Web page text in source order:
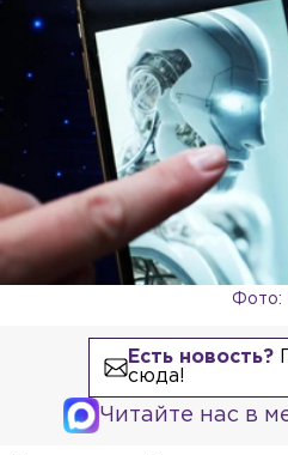
Фото:
Есть новость?
сюда!
Читайте нас в